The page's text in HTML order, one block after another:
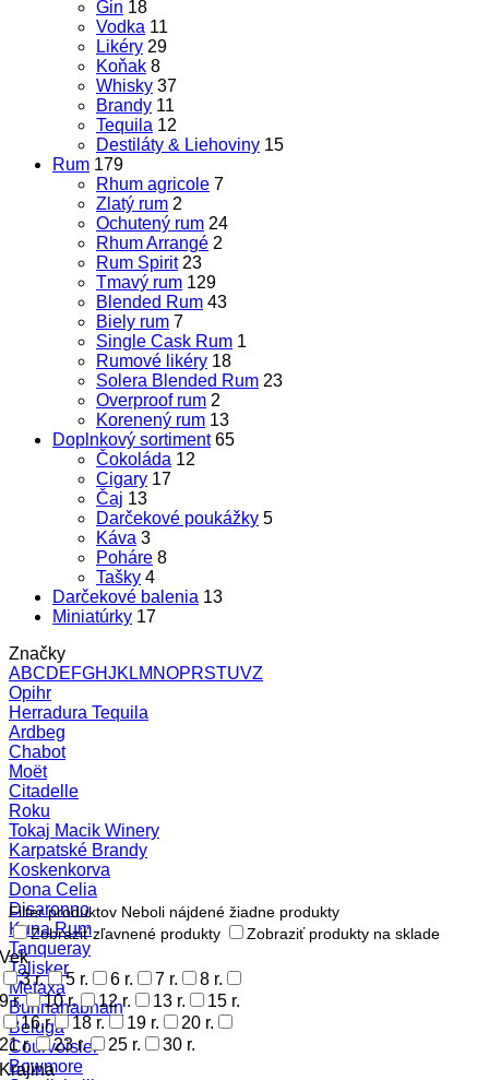
Gin 18
Vodka 11
Likéry 29
Koňak 8
Whisky 37
Brandy 11
Tequila 12
Destiláty & Liehoviny 15
Rum 179
Rhum agricole 7
Zlatý rum 2
Ochutený rum 24
Rhum Arrangé 2
Rum Spirit 23
Tmavý rum 129
Blended Rum 43
Biely rum 7
Single Cask Rum 1
Rumové likéry 18
Solera Blended Rum 23
Overproof rum 2
Korenený rum 13
Doplnkový sortiment 65
Čokoláda 12
Cigary 17
Čaj 13
Darčekové poukážky 5
Káva 3
Poháre 8
Tašky 4
Darčekové balenia 13
Miniatúrky 17
Značky
ABCDEFGHJK LM NOPRSTUVZ
Opihr
Herradura Tequila
Ardbeg
Chabot
Moët
Citadelle
Roku
Tokaj Macik Winery
Karpatské Brandy
Koskenkorva
Dona Celia
Disaronno
Kuna Rum
Tanqueray
Talisker
Metaxa
Bunnahabhain
Beluga
Courvoisier
Bowmore
Filter produktov Neboli nájdené žiadne produkty
Zobraziť zľavnené produkty
Zobraziť produkty na sklade
Vek
3 r.
5 r. 6 r. 7 r.
8 r.
9 r.
10 r. 12 r. 13 r.
15 r.
16.r
18 r. 19 r.
20 r.
21 r.
23 r. 25 r.
30 r.
Krajina